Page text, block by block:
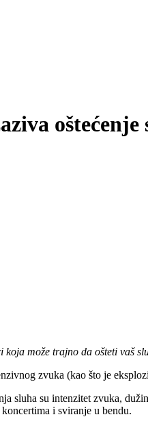
oštećenje
koja može trajno da ošteti vaš
zvuka (kao što je
sluha su intenzitet zvuka,
i sviranje u bendu.